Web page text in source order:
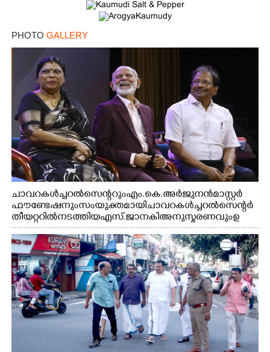
PHOTO GALLERY
ചാവറ കൾച്ചറൽ സെന്ററും എം.കെ. അർജുനൻ മാസ്റ്റർ
ഫൗണ്ടേഷനും സംയുക്തമായി ചാവറ കൾച്ചറൽ സെന്റർ
തീയറ്ററിൽ നടത്തിയ എസ്. ജാനകി അനുസ്മരണവും ഉ
ദ്ഘാടനം ചെയ്യാനെത്തിയ സംഗീത സംവിധായകൻ ജെറി
അമൽദേവ്, ഗായിക ജെൻസി, എം.കെ. അർജുനൻ
ഫൗണ്ടേഷൻ ചെയർമാൻ ഡോ. രാധാകൃഷ്ണൻ എന്നിവർ